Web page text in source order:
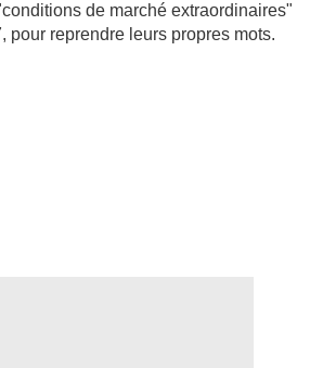
de marché extraordinaires"
pour reprendre leurs propres mots.